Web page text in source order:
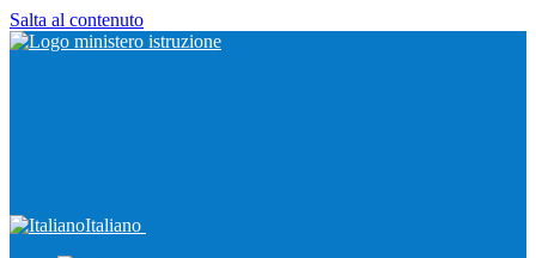
Salta al contenuto
Italiano